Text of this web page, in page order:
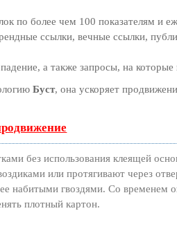
по более чем 100 показателям и
ссылки, вечные ссылки,
а также запросы, на
Буст, она ускоряет
без использования клеящей
или протягивают через
набитыми гвоздями. Со временем
плотный картон.